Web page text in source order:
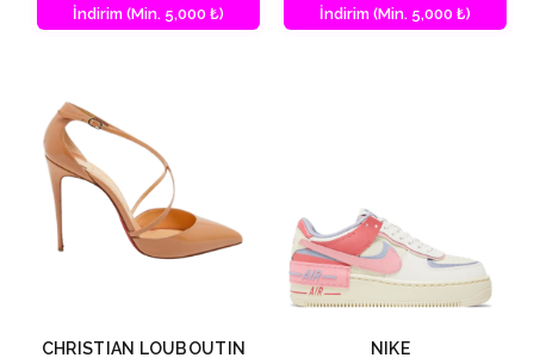
İndirim (Min. 5,000 ₺)
İndirim (Min. 5,000 ₺)
CHRISTIAN LOUBOUTIN
NIKE